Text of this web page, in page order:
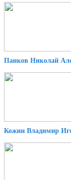
Панков Николай
Кожин Владимир